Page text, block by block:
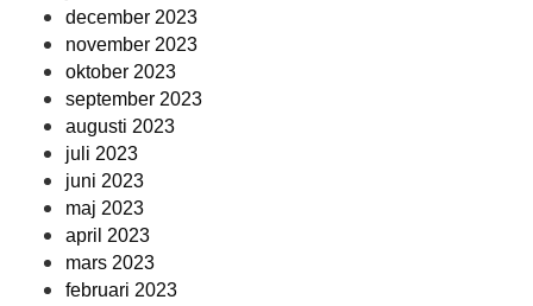
december 2023
november 2023
oktober 2023
september 2023
augusti 2023
juli 2023
juni 2023
maj 2023
april 2023
mars 2023
februari 2023